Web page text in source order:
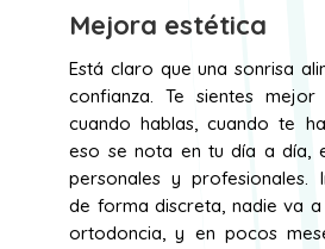
Mejora estética
Está claro que una sonrisa
confianza. Te sientes mejor
cuando hablas, cuando te
eso se nota en tu día a día,
personales y profesionales.
de forma discreta, nadie va
ortodoncia, y en pocos